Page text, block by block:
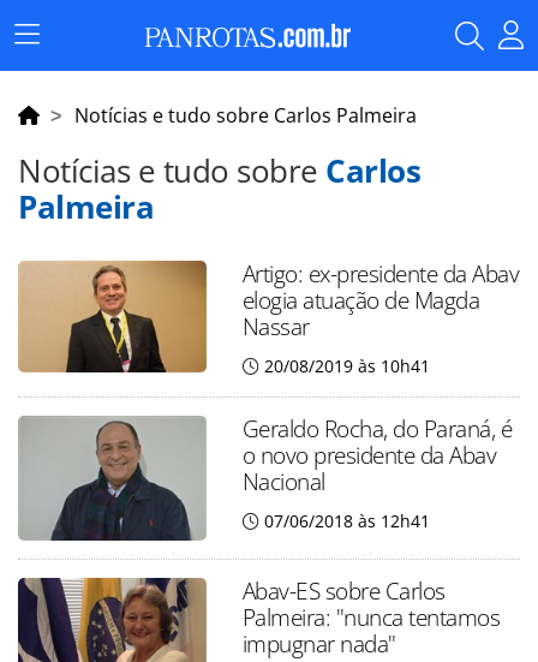
Menu
Principal
Notícias e tudo sobre Carlos Palmeira
Notícias e tudo sobre Carlos
Palmeira
Artigo: ex-presidente da Abav
elogia atuação de Magda
Nassar
20/08/2019 às 10h41
Geraldo Rocha, do Paraná, é
o novo presidente da Abav
Nacional
07/06/2018 às 12h41
Abav-ES sobre Carlos
Palmeira: "nunca tentamos
impugnar nada"